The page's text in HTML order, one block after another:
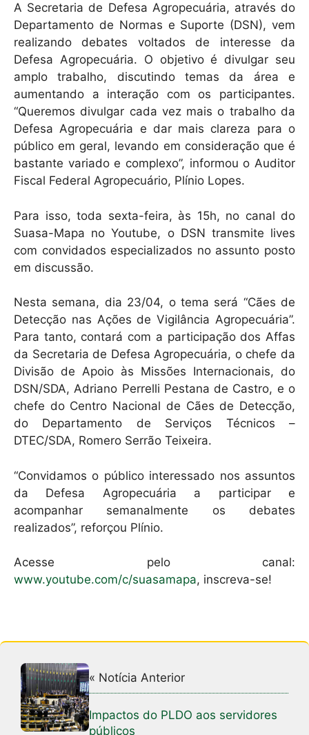
p
p
o
o
k
A Secretaria de Defesa Agropecuária, através do
Departamento de Normas e Suporte (DSN), vem
realizando debates voltados de interesse da
Defesa Agropecuária. O objetivo é divulgar seu
amplo trabalho, discutindo temas da área e
aumentando a interação com os participantes.
“Queremos divulgar cada vez mais o trabalho da
Defesa Agropecuária e dar mais clareza para o
público em geral, levando em consideração que é
bastante variado e complexo”, informou o Auditor
Fiscal Federal Agropecuário, Plínio Lopes.
Para isso, toda sexta-feira, às 15h, no canal do
Suasa-Mapa no Youtube, o DSN transmite lives
com convidados especializados no assunto posto
em discussão.
Nesta semana, dia 23/04, o tema será “Cães de
Detecção nas Ações de Vigilância Agropecuária”.
Para tanto, contará com a participação dos Affas
da Secretaria de Defesa Agropecuária, o chefe da
Divisão de Apoio às Missões Internacionais, do
DSN/SDA, Adriano Perrelli Pestana de Castro, e o
chefe do Centro Nacional de Cães de Detecção,
do Departamento de Serviços Técnicos –
DTEC/SDA, Romero Serrão Teixeira.
“Convidamos o público interessado nos assuntos
da Defesa Agropecuária a participar e
acompanhar semanalmente os debates
realizados”, reforçou Plínio.
Acesse pelo canal:
www.youtube.com/c/suasamapa, inscreva-se!
« Notícia Anterior
Impactos do PLDO aos servidores
públicos